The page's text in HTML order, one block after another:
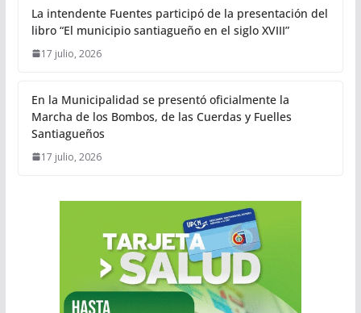
La intendente Fuentes participó de la presentación del
libro “El municipio santiagueño en el siglo XVIII”
17 julio, 2026
En la Municipalidad se presentó oficialmente la
Marcha de los Bombos, de las Cuerdas y Fuelles
Santiagueños
17 julio, 2026